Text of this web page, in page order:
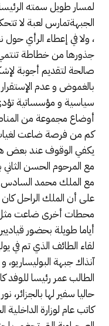
لمسار طويل سمته
الجبهةتمارس لعبة لا
، ولا في إعطاء الرأي
جذورها من خطاطة تنتمي
صالحة لتقديم أجوبة
بالغموض و عدم
سياسية و مؤسساتية
أوضاع مجموعة من
كم من فرصة ضاعت لغياب
يكفي الوقوف عند بعض
مع الملك محمد السادس
على أن الملك الراحل
محطات أخرى ضاعت مثل
أياما طويلة بحضور
آنذاك جبهة
الطالب عمر رئيسا للوفد
حاليا سفير لها بالجزائر،
كاتب عام لوزارة